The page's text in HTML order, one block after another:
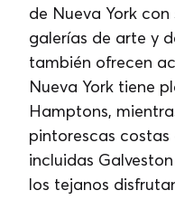
de Nueva York
galerías de arte y
también ofrecen
Nueva York tiene
Hamptons,
pintorescas
incluidas
los tejanos